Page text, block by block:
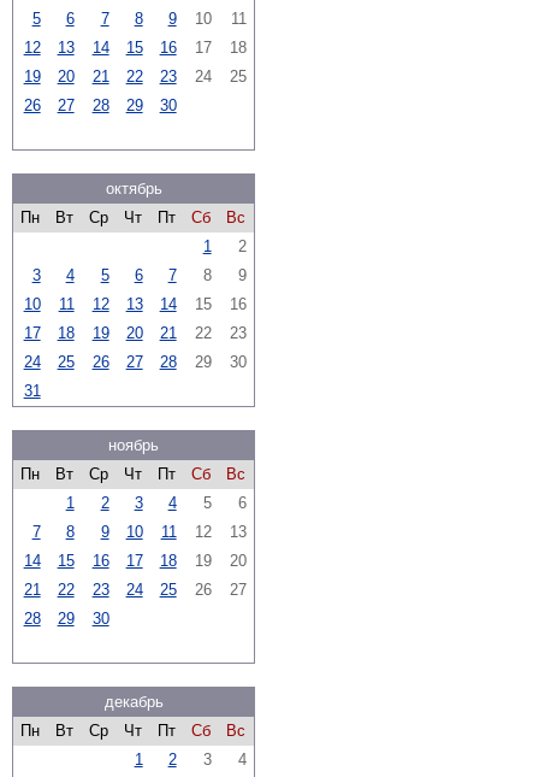
5
6 7 8 9 10
11
12
13 14 15 16 17
18
19
20 21 22 23 24
25
26
27 28 29 30
октябрь
Пн
Вт Ср Чт Пт Сб
Вс
1
2
3
4 5 6 7 8
9
10
11 12 13 14 15
16
17
18 19 20 21 22
23
24
25 26 27 28 29
30
31
ноябрь
Пн
Вт Ср Чт Пт Сб
Вс
1
2 3 4 5
6
7
8 9 10 11 12
13
14
15 16 17 18 19
20
21
22 23 24 25 26
27
28
29 30
декабрь
Пн
Вт Ср Чт Пт Сб
Вс
1
2 3
4